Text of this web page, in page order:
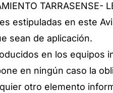
TARRASENSE-
estipuladas en este
sean de aplicación.
en los equipos
en ningún caso la
otro elemento